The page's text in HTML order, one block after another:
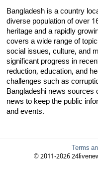
Bangladesh is a country
diverse population of over
heritage and a rapidly
covers a wide range of
social issues, culture, and
significant progress in
reduction, education, and
challenges such as
Bangladeshi news sources
news to keep the public
and events.
Terms
© 2011-2026